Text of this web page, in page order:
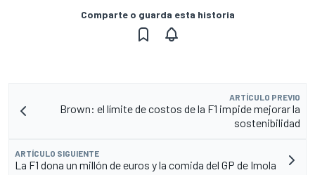
Comparte o guarda esta historia
ARTÍCULO PREVIO
Brown: el límite de costos de la F1 impide mejorar la
sostenibilidad
ARTÍCULO SIGUIENTE
La F1 dona un millón de euros y la comida del GP de Imola